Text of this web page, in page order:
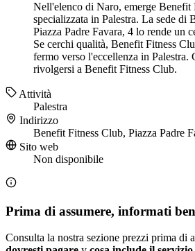
Nell'elenco di Naro, emerge Benefit
specializzata in Palestra. La sede di
Piazza Padre Favara, 4 lo rende un
Se cerchi qualità, Benefit Fitness
fermo verso l'eccellenza in Palestra.
rivolgersi a Benefit Fitness Club.
Attività
Palestra
Indirizzo
Benefit Fitness Club, Piazza Padre
Sito web
Non disponibile
Prima di assumere, informati
Consulta la nostra sezione prezzi prima di